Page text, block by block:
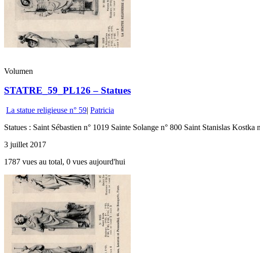
Volumen
STATRE_59_PL126 – Statues
La statue religieuse n° 59| Patricia
Statues : Saint Sébastien n° 1019 Sainte Solange n° 800 Saint Stanislas Kostka
3 juillet 2017
1787 vues au total, 0 vues aujourd'hui